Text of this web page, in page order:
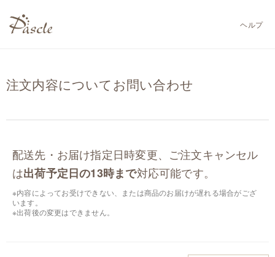
ヘルプ
注文内容についてお問い合わせ
配送先・お届け指定日時変更、ご注文キャンセル
は出荷予定日の13時まで対応可能です。
※内容によってお受けできない、または商品のお届けが遅れる場合がござ
います。
※出荷後の変更はできません。